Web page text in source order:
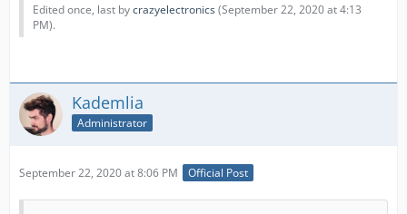
Edited once, last bycrazyelectronics(September 22, 2020 at 4:13
PM).
Kademlia
Administrator
September 22, 2020 at 8:06 PM Official Post